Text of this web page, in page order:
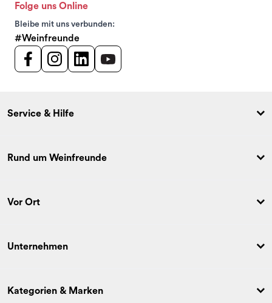
Folge uns Online
Bleibe mit uns verbunden:
#Weinfreunde
Service & Hilfe
Rund um Weinfreunde
Vor Ort
Unternehmen
Kategorien & Marken